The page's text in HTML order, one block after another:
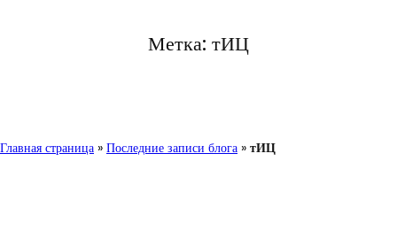
Метка: тИЦ
Главная страница » Последние записи блога » тИЦ